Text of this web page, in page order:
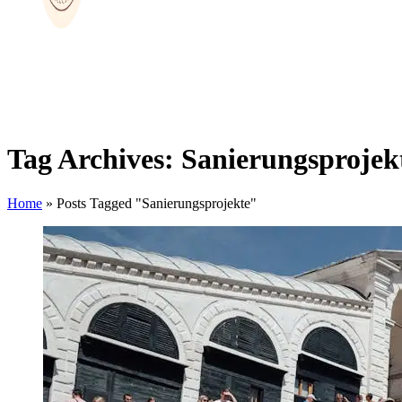
Tag Archives:
Home » Posts Tagged "Sanierungsprojekte"